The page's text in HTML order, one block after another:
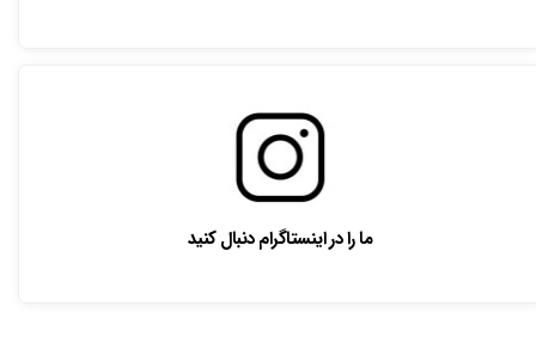
ما را در اینستاگرام دنبال کنید